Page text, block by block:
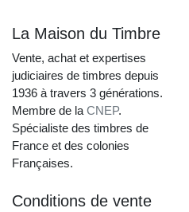
La Maison du Timbre
Vente, achat et expertises
judiciaires de timbres depuis
1936 à travers 3 générations.
Membre de la CNEP.
Spécialiste des timbres de
France et des colonies
Françaises.
Conditions de vente